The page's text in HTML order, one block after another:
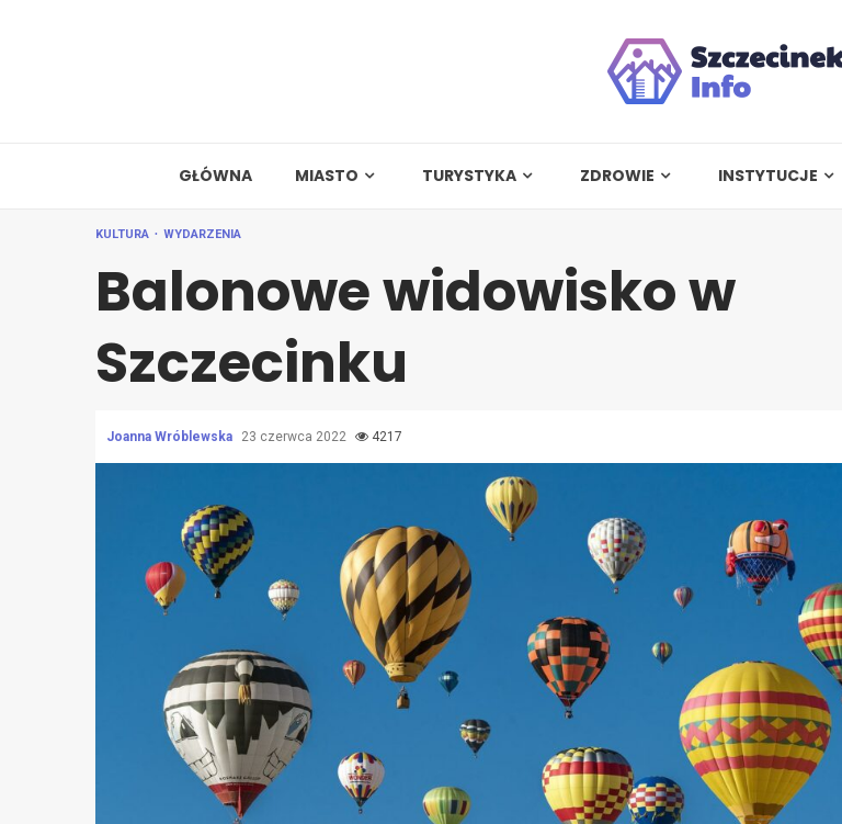
GŁÓWNA MIASTO TURYSTYKA ZDROWIE INSTYTUCJE
KULTURA WYDARZENIA
Balonowe widowisko w
Szczecinku
Joanna Wróblewska 23 czerwca 2022 4217